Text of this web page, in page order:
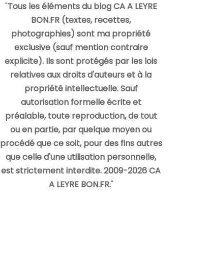
"Tous les éléments du blog CA A LEYRE
BON.FR (textes, recettes,
photographies) sont ma propriété
exclusive (sauf mention contraire
explicite). Ils sont protégés par les lois
relatives aux droits d'auteurs et à la
propriété intellectuelle. Sauf
autorisation formelle écrite et
préalable, toute reproduction, de tout
ou en partie, par quelque moyen ou
procédé que ce soit, pour des fins autres
que celle d'une utilisation personnelle,
est strictement interdite. 2009-2026 CA
A LEYRE BON.FR."